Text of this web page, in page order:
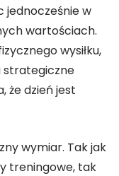
jednocześnie w
wartościach.
wysiłku,
strategiczne
że dzień jest
wymiar. Tak jak
treningowe, tak